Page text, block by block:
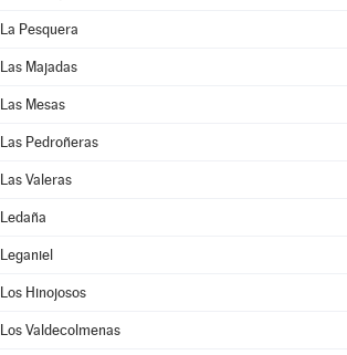
La Pesquera
Las Majadas
Las Mesas
Las Pedroñeras
Las Valeras
Ledaña
Leganiel
Los Hinojosos
Los Valdecolmenas